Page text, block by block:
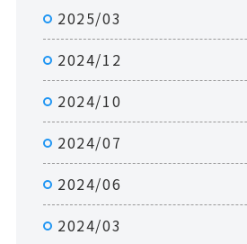
2025/03
2024/12
2024/10
2024/07
2024/06
2024/03